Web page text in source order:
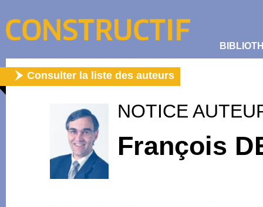
Consulter la liste des auteurs
NOTICE
François